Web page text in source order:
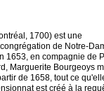
1700) est une
de Notre-
1653, en compagnie de
Marguerite Bourgeoys
de 1658, tout ce
est créé à la